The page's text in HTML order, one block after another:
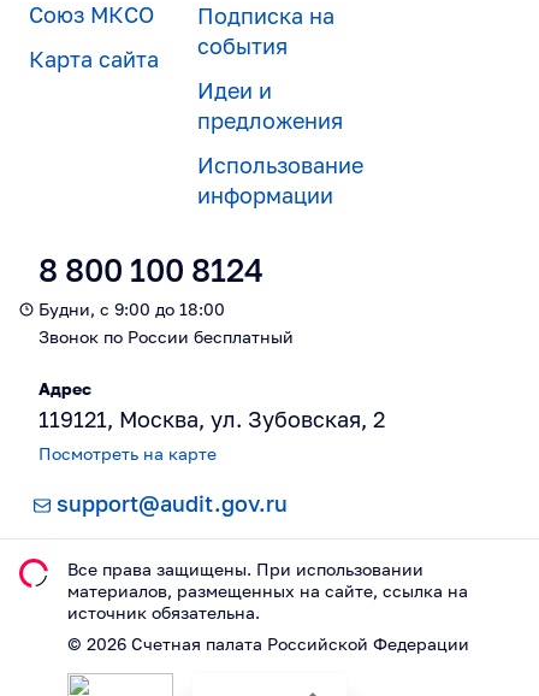
Союз МКСО
Карта сайта
Подписка на
события
Идеи и
предложения
Использование
информации
8 800 100 8124
Будни, с 9:00 до 18:00
Звонок по России бесплатный
Адрес
119121, Москва, ул. Зубовская, 2
Посмотреть на карте
support@audit.gov.ru
Все права защищены. При использовании
материалов, размещeнных на сайте, ссылка на
источник обязательна.
© 2026 Счетная палата Российской Федерации